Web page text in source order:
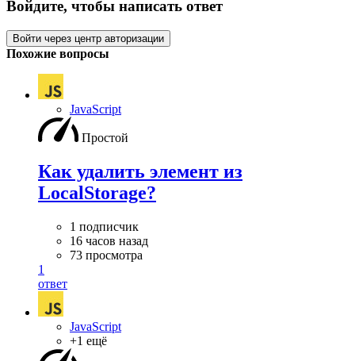
Войдите, чтобы написать ответ
Войти через центр авторизации
Похожие вопросы
JavaScript
Простой
Как удалить элемент из
LocalStorage?
1 подписчик
16 часов назад
73 просмотра
1
ответ
JavaScript
+1 ещё